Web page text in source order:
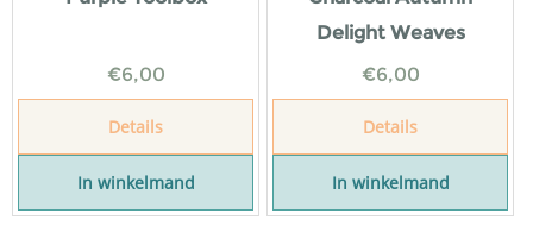
€6,00
Details
In winkelmand
Delight Weaves
€6,00
Details
In winkelmand